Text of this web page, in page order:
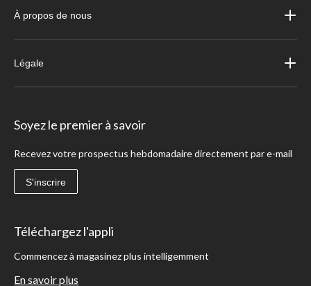
À propos de nous
Légale
Soyez le premier à savoir
Recevez votre prospectus hebdomadaire directement par e-mail
S'inscrire
Téléchargez l'appli
Commencez à magasinez plus intelligemment
En savoir plus